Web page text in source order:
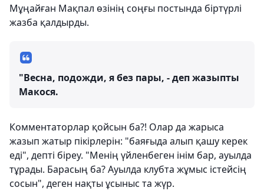
Мұңайған Мақпал өзінің соңғы постында біртүрлі
жазба қалдырды.
"Весна, подожди, я без пары, - деп жазыпты
Макося.
Комментаторлар қойсын ба?! Олар да жарыса
жазып жатыр пікірлерін: "баяғыда алып қашу керек
еді", депті біреу. "Менің үйленбеген інім бар, ауылда
тұрады. Барасың ба? Ауылда клубта жұмыс істейсің
сосын", деген нақты ұсыныс та жүр.